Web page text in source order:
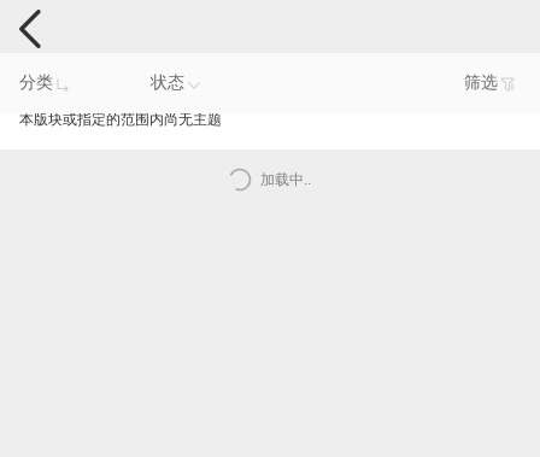
手机反馈
分类 状态 筛选
本版块或指定的范围内尚无主题
加载中..